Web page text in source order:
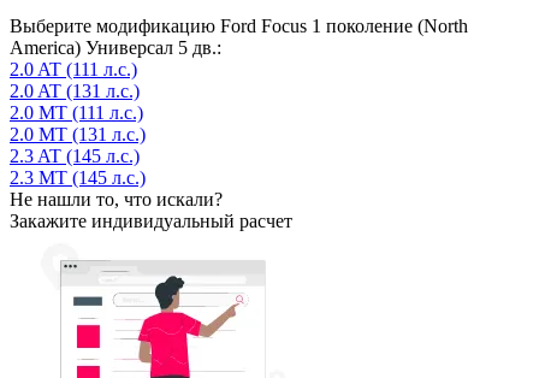
Выберите модификацию Ford Focus 1 поколение (North
America) Универсал 5 дв.:
2.0 AT (111 л.с.)
2.0 AT (131 л.с.)
2.0 MT (111 л.с.)
2.0 MT (131 л.с.)
2.3 AT (145 л.с.)
2.3 MT (145 л.с.)
Не нашли то, что искали?
Закажите индивидуальный расчет